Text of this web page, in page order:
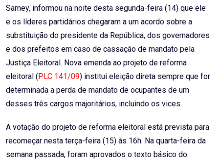
Sarney, informou na noite desta segunda-feira (14) que ele
e os líderes partidários chegaram a um acordo sobre a
substituição do presidente da República, dos governadores
e dos prefeitos em caso de cassação de mandato pela
Justiça Eleitoral. Nova emenda ao projeto de reforma
eleitoral ( PLC 141/09) institui eleição direta sempre que for
determinada a perda de mandato de ocupantes de um
desses três cargos majoritários, incluindo os vices.
A votação do projeto de reforma eleitoral está prevista para
recomeçar nesta terça-feira (15) às 16h. Na quarta-feira da
semana passada, foram aprovados o texto básico do